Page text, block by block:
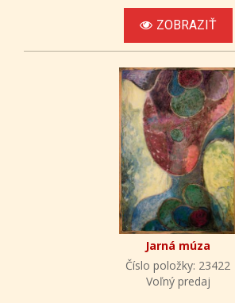
ZOBRAZIŤ
Jarná múza
Číslo položky: 23422
Voľný predaj